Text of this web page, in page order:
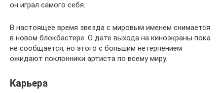
он играл самого себя.
В настоящее время звезда с мировым именем снимается
в новом блокбастере. О дате выхода на киноэкраны пока
не сообщается, но этого с большим нетерпением
ожидают поклонники артиста по всему миру.
Карьера